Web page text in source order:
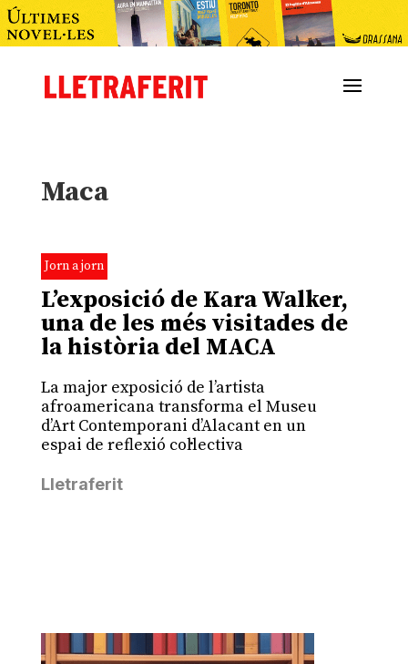
Maca
Jorn a jorn
L’exposició de Kara Walker,
una de les més visitades de
la història del MACA
La major exposició de l’artista
afroamericana transforma el Museu
d’Art Contemporani d’Alacant en un
espai de reflexió col·lectiva
Lletraferit